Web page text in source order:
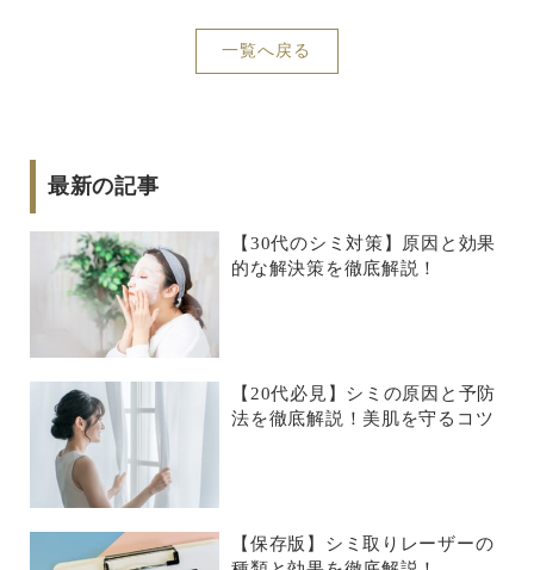
一覧へ戻る
最新の記事
【30代のシミ対策】原因と効果
的な解決策を徹底解説！
【20代必見】シミの原因と予防
法を徹底解説！美肌を守るコツ
【保存版】シミ取りレーザーの